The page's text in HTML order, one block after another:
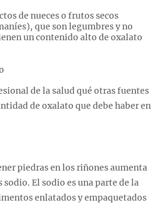
de nueces o frutos secos
que son legumbres y no
un contenido alto de oxalato
de la salud qué otras fuentes
de oxalato que debe haber en
piedras en los riñones aumenta
sodio. El sodio es una parte de la
enlatados y empaquetados